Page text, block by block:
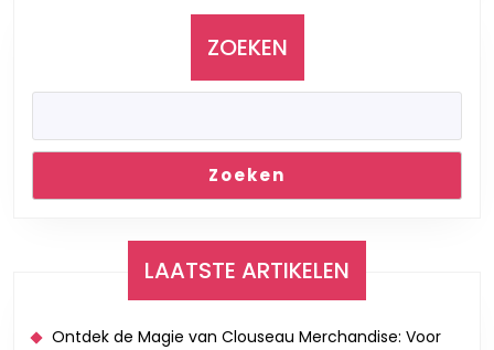
op
Verdiensten
ZOEKEN
Zoeken
LAATSTE ARTIKELEN
Ontdek de Magie van Clouseau Merchandise: Voor